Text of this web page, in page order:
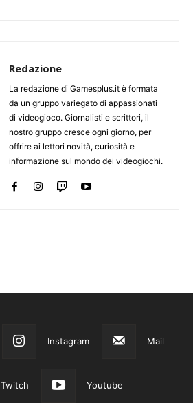
Redazione
La redazione di Gamesplus.it è formata
da un gruppo variegato di appassionati
di videogioco. Giornalisti e scrittori, il
nostro gruppo cresce ogni giorno, per
offrire ai lettori novità, curiosità e
informazione sul mondo dei videogiochi.
Instagram Mail
Twitch Youtube